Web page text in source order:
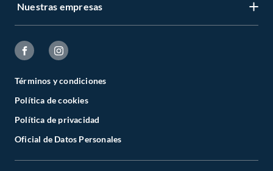
Nuestras empresas
Términos y condiciones
Política de cookies
Política de privacidad
Oficial de Datos Personales